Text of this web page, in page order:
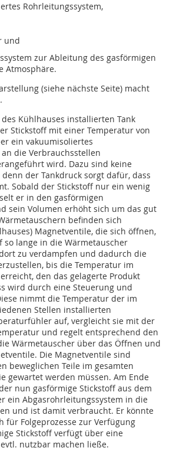
Rohrleitungssystem,
und
zur Ableitung des gasförmigen
Atmosphäre.
(siehe nächste Seite) macht
Kühlhauses installierten Tank
Stickstoff mit einer Temperatur von
ein vakuumisoliertes
die Verbrauchsstellen
wird. Dazu sind keine
der Tankdruck sorgt dafür, dass
Sobald der Stickstoff nur ein wenig
er in den gasförmigen
sein Volumen erhöht sich um das gut
befinden sich
Magnetventile, die sich öffnen,
so lange in die Wärmetauscher
zu verdampfen und dadurch die
bis die Temperatur im
den das gelagerte Produkt
wird durch eine Steuerung und
nimmt die Temperatur der im
Stellen in­stallierten
auf, vergleicht sie mit der
und regelt entsprechend den
Wärmetauscher über das Öffnen und
Die Magnetventile sind
beweglichen Teile im gesamten
gewartet werden müssen. Am Ende
nun gasförmige Stickstoff aus dem
ein Abgasrohrleitungssystem in die
und ist damit verbraucht. Er könnte
für Folgeprozesse zur Verfügung
Stickstoff verfügt über eine
evtl. nutzbar machen ließe.